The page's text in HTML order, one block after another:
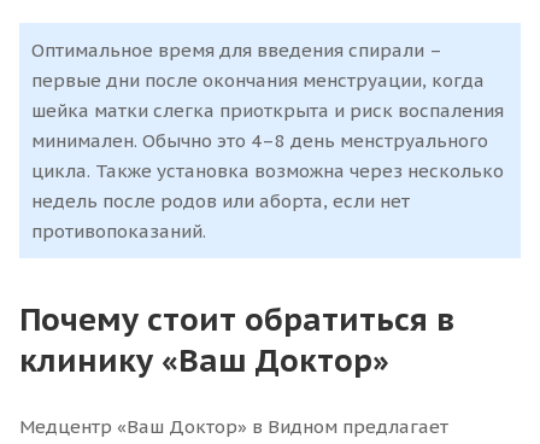
Оптимальное время для введения спирали –
первые дни после окончания менструации, когда
шейка матки слегка приоткрыта и риск воспаления
минимален. Обычно это 4–8 день менструального
цикла. Также установка возможна через несколько
недель после родов или аборта, если нет
противопоказаний.
Почему стоит обратиться в
клинику «Ваш Доктор»
Медцентр «Ваш Доктор» в Видном предлагает